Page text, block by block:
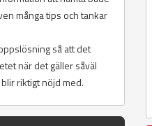
många tips och tankar
så att det
när det gäller såväl
riktigt nöjd med.